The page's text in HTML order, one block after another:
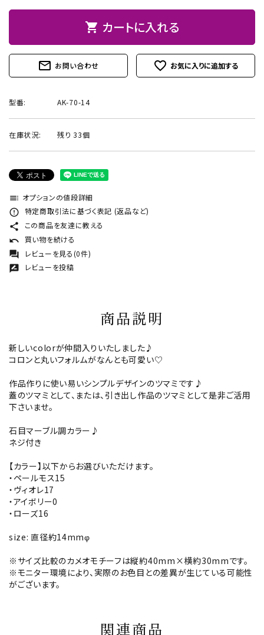
shopping_cart カートに入れる
mail_outline お問い合わせ favorite_outline
型番: AK-70-14
在庫状況: 残り 33個
toc オプションの値段詳細
error_outline 特定商取引法に基づく表記 (返品など)
share この商品を友達に教える
undo 買い物を続ける
forum レビューを見る(0件)
rate_review レビューを投稿
商品説明
新しいcolorが仲間入りいたしました♪
コロンと丸いフォルムがなんとも可愛い♡
作品作りに使い易いシンプルデザインのツマミです♪
蓋のツマミとして、または、引き出し作品のツマミとして是非ご活用
下さいませ。
石目マーブル調カラー♪
ネジ付き
【カラー】以下からお選びいただけます。
・ペールモス15
・ヴィオレ17
・アイボリー0
・ローズ16
size: 直径約14mmφ
※サイズ比較のカメオモチーフは縦約40mm×横約30mmです。
※モニター環境により、実際のお色目との差異が生じている可能性
がございます。
関連商品